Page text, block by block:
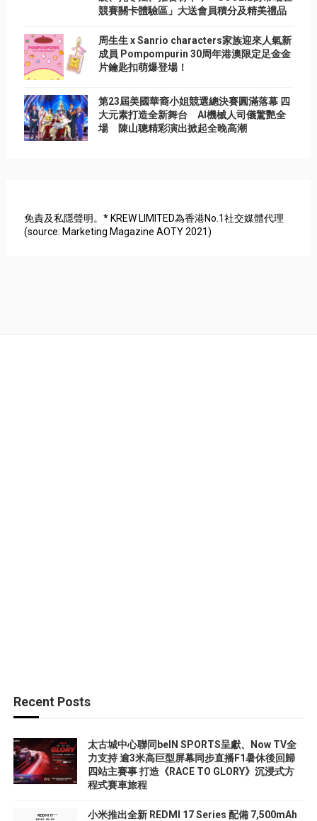
競賽關卡體驗區」大送會員積分及精美禮品
周生生 x Sanrio characters家族迎來人氣新
成員 Pompompurin 30周年港澳限定足金金
片鑰匙扣萌爆登場！
第23屆美國華裔小姐競選總決賽圓滿落幕 四
大元素打造全新舞台 AI機械人司儀驚艷全
場 陳山聰精彩演出掀起全晚高潮
免責及私隱聲明。* KREW LIMITED為香港No.1社交媒體代理
(source: Marketing Magazine AOTY 2021)
Recent Posts
太古城中心聯同beIN SPORTS呈獻、Now TV全
力支持 逾3米高巨型屏幕同步直播F1暑休後回歸
四站主賽事 打造《RACE TO GLORY》沉浸式方
程式賽車旅程
小米推出全新 REDMI 17 Series 配備 7,500mAh